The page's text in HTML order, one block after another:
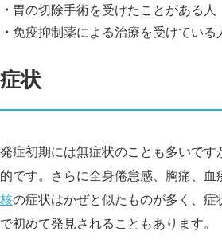
胃の切除手術を受けたことがある人
免疫抑制薬による治療を受けている
症状
発症初期には無症状のことも多いで
的です。さらに全身倦怠感、胸痛、血
核の症状はかぜと似たものが多く、
で初めて発見されることもあります。